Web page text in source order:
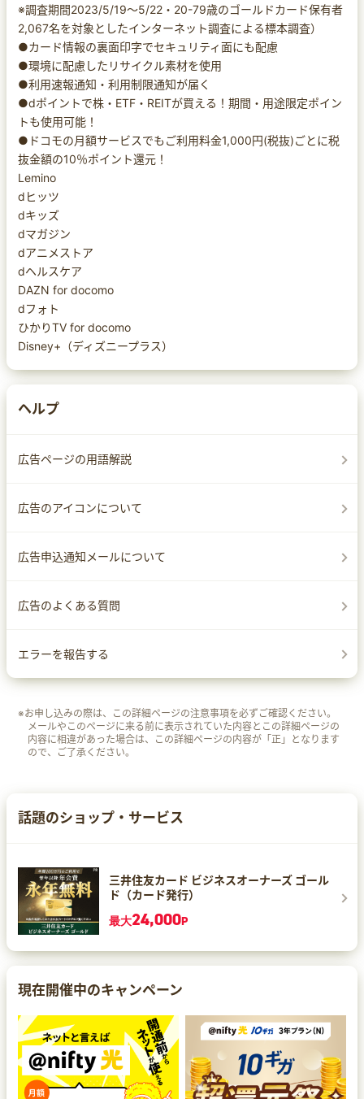
※調査期間2023/5/19～5/22・20-79歳のゴールドカード保有者
2,067名を対象としたインターネット調査による標本調査）
●カード情報の裏面印字でセキュリティ面にも配慮
●環境に配慮したリサイクル素材を使用
●利用速報通知・利用制限通知が届く
●dポイントで株・ETF・REITが買える！期間・用途限定ポイン
トも使用可能！
●ドコモの月額サービスでもご利用料金1,000円(税抜)ごとに税
抜金額の10％ポイント還元！
Lemino
dヒッツ
dキッズ
dマガジン
dアニメストア
dヘルスケア
DAZN for docomo
dフォト
ひかりTV for docomo
Disney+（ディズニープラス）
ヘルプ
広告ページの用語解説
広告のアイコンについて
広告申込通知メールについて
広告のよくある質問
エラーを報告する
※お申し込みの際は、この詳細ページの注意事項を必ずご確認ください。
メールやこのページに来る前に表示されていた内容とこの詳細ページの
内容に相違があった場合は、この詳細ページの内容が「正」となります
ので、ご了承ください。
話題のショップ・サービス
三井住友カード ビジネスオーナーズ ゴール
ド（カード発行）
最大24,000P
現在開催中のキャンペーン